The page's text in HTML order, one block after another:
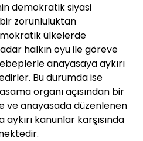
demokratik siyasi
zorunluluktan
ülkelerde
halkın oyu ile göreve
anayasaya aykırı
Bu durumda ise
organı açısından bir
anayasada düzenlenen
kanunlar karşısında